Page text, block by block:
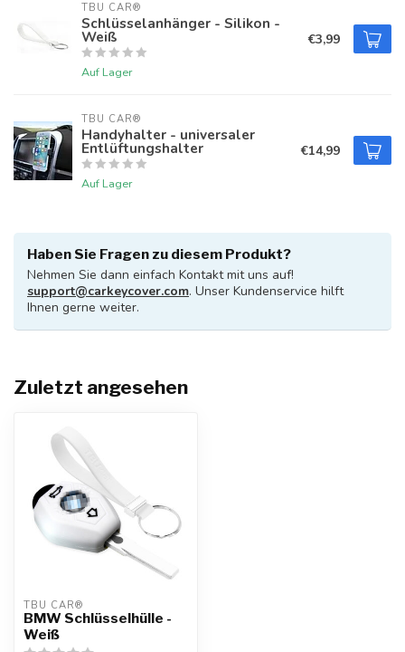
TBU CAR®
Schlüsselanhänger - Silikon -
Weiß
Auf Lager
€3,99
TBU CAR®
Handyhalter - universaler
Entlüftungshalter
Auf Lager
€14,99
Haben Sie Fragen zu diesem Produkt?
Nehmen Sie dann einfach Kontakt mit uns auf!
support@carkeycover.com. Unser Kundenservice hilft
Ihnen gerne weiter.
Zuletzt angesehen
TBU CAR®
BMW Schlüsselhülle -
Weiß